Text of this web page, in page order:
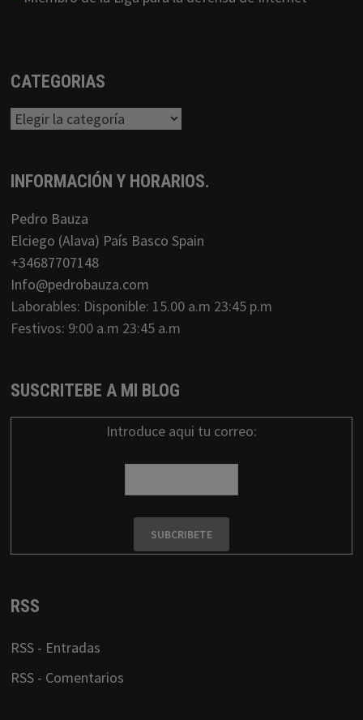
CATEGORIAS
Categorias
INFORMACIÓN Y HORARIOS.
Pedro Bauza
Elciego (Alava) País Basco Spain
+34687707148
Info@pedrobauza.com
Laborables: Disponible: 15.00 a.m 23:45 p.m
Festivos: 9:00 a.m 23:45 a.m
SUSCRITEBE A MI BLOG
Introduce aqui tu correo:
RSS
RSS - Entradas
RSS - Comentarios